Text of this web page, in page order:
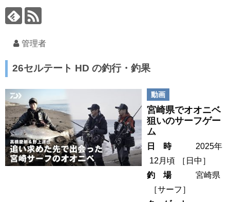
管理者
26セルテート HD の釣行・釣果
動画
宮崎県でオオニベ
狙いのサーフゲー
ム
日 時
2025年
12月頃
［ 日中 ］
釣 場
宮崎県
［サーフ ］